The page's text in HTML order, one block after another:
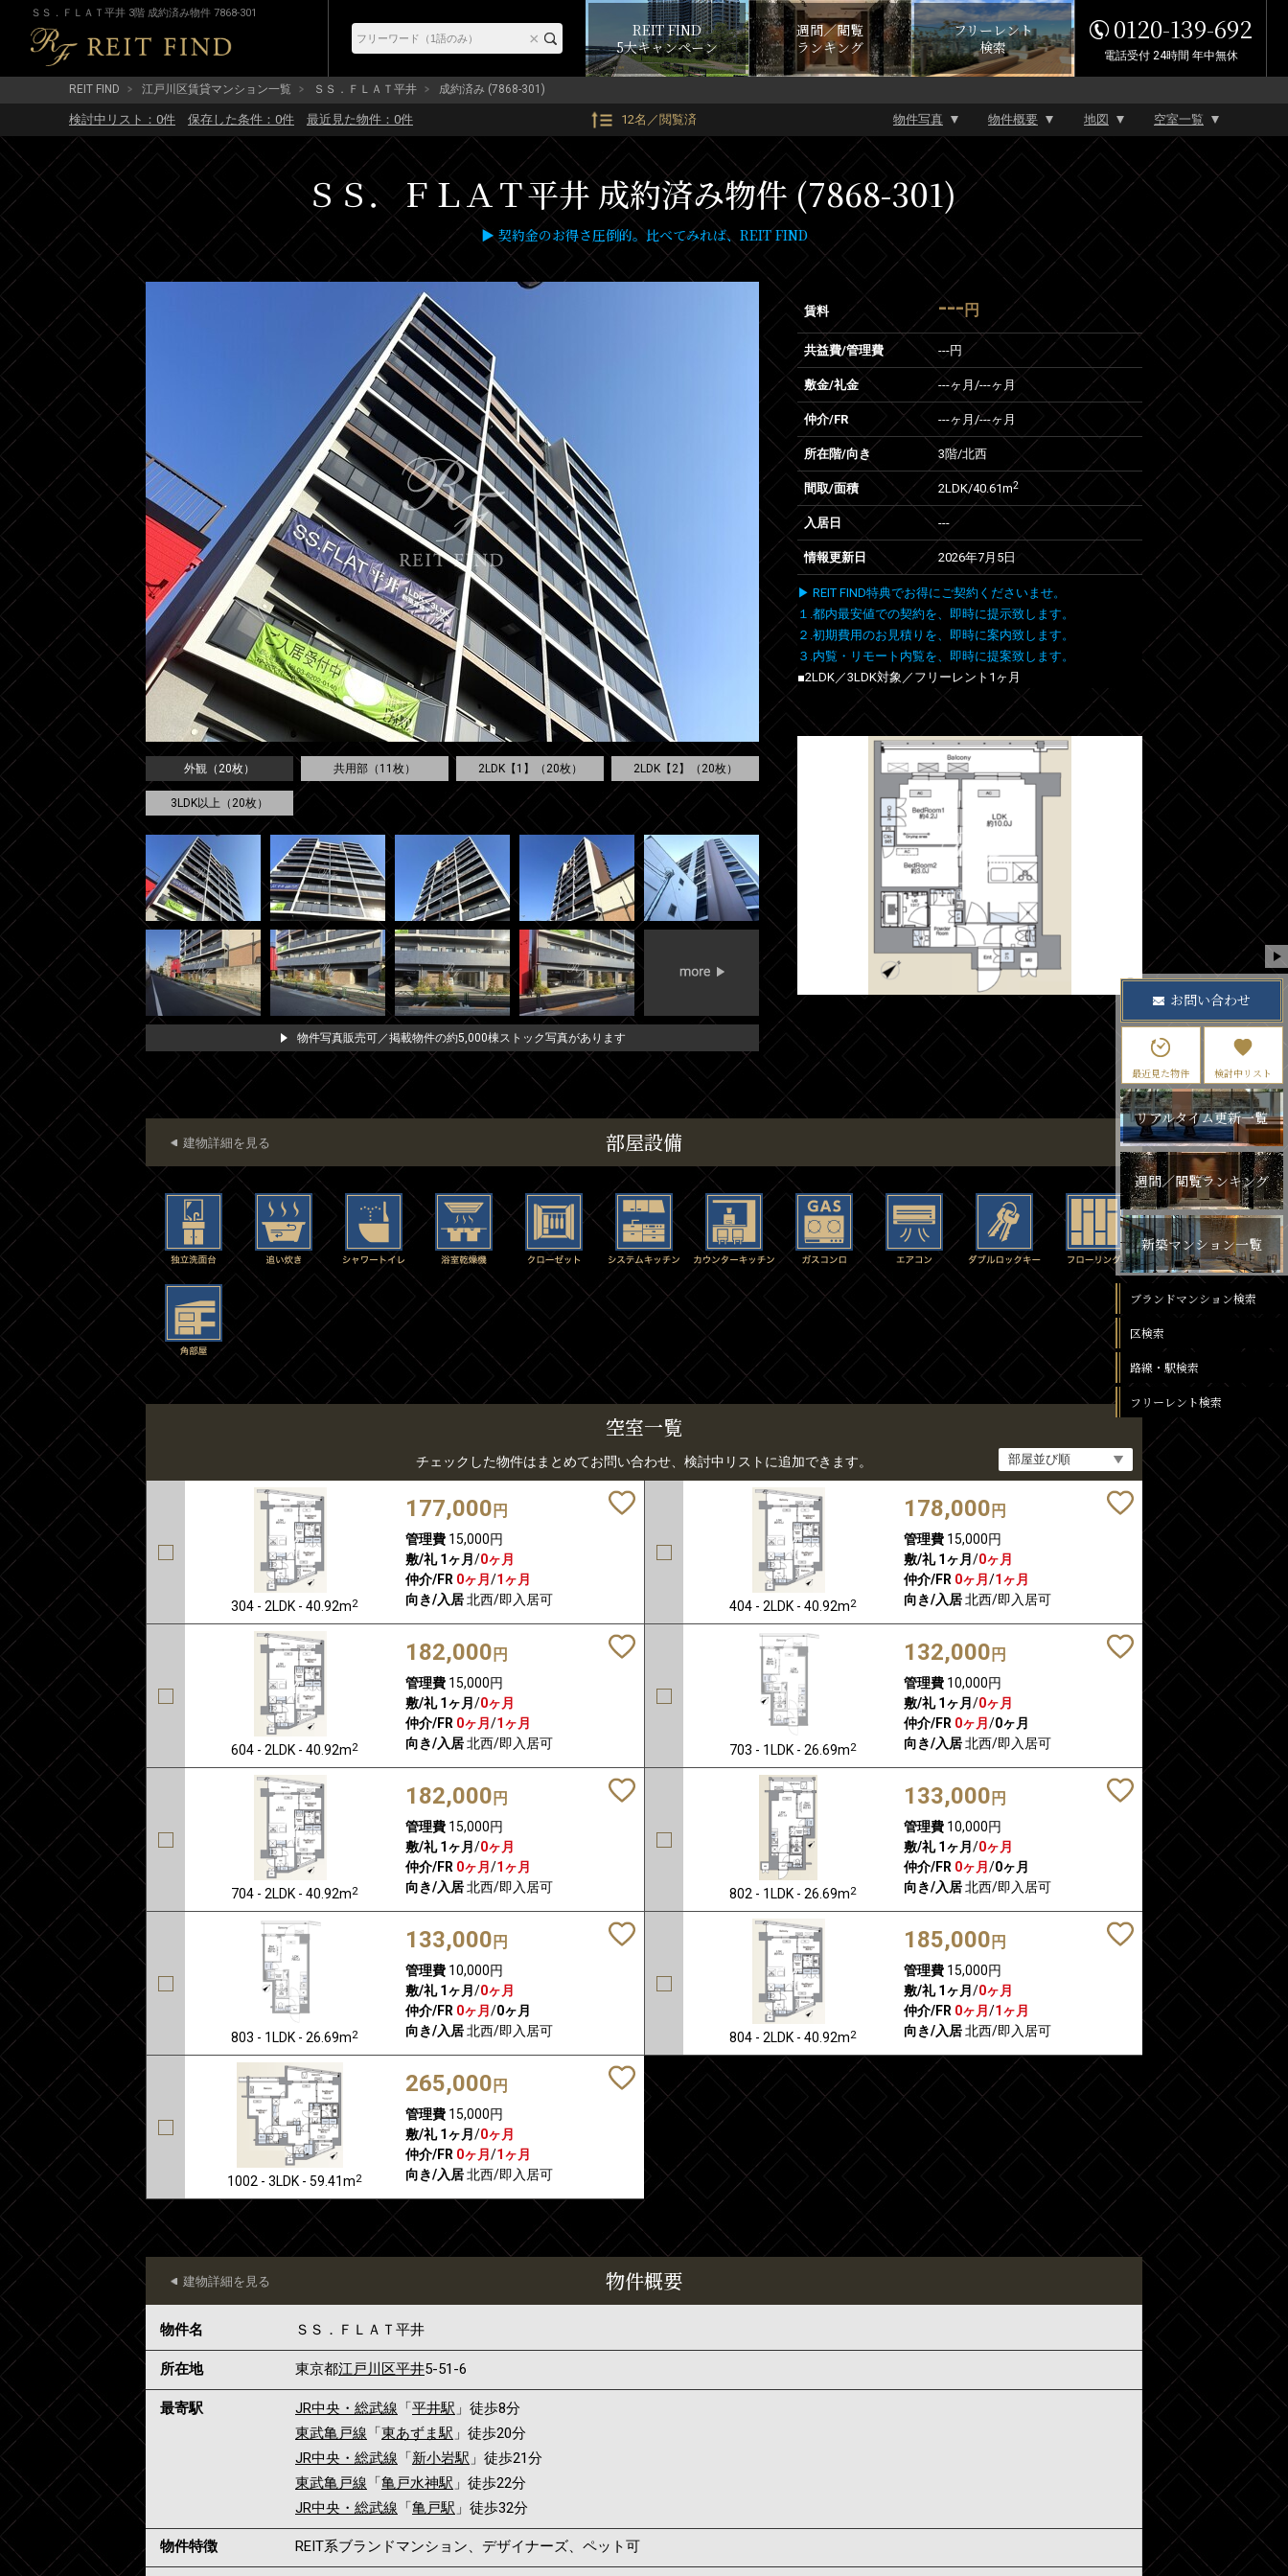
ＳＳ．ＦＬＡＴ平井 3階 成約済み物件 7868-301
REIT FIND
5大キャンペーン
週間／閲覧
ランキング
フリーレント
検索
0120-139-692
電話受付 24時間 年中無休
REIT FIND 江戸川区賃貸マンション一覧 ＳＳ．ＦＬＡＴ平井 成約済み (7868-301)
検討中リスト： 0件 保存した条件： 0件 最近見た物件： 0件 12名／閲覧済 物件写真 物件概要 地図 空室一覧
ＳＳ．ＦＬＡＴ平井 成約済み物件 (7868-301)
▶ 契約金のお得さ圧倒的。比べてみれば、REIT FIND
外観（20枚） 共用部（11枚） 2LDK【1】（20枚） 2LDK【2】（20枚）
3LDK以上（20枚）
物件写真販売可／掲載物件の約5,000棟ストック写真があります
賃料 --- 円
共益費/管理費 ---円
敷金/礼金 ---ヶ月 /---ヶ月
仲介/FR ---ヶ月 /---ヶ月
所在階/向き 3階/北西
間取/面積 2LDK/40.61m2
入居日 ---
情報更新日 2026年7月5日
▶ REIT FIND特典でお得にご契約くださいませ。
１.都内最安値での契約を、即時に提示致します。
２.初期費用のお見積りを、即時に案内致します。
３.内覧・リモート内覧を、即時に提案致します。
■2LDK／3LDK対象／フリーレント1ヶ月
部屋設備
建物詳細を見る
空室一覧
チェックした物件はまとめてお問い合わせ、検討中リストに追加できます。
304 - 2LDK - 40.92m2
177,000 円
管理費15,000円
敷/礼 1ヶ月 /0ヶ月
仲介/FR 0ヶ月 /1ヶ月
向き/入居北西/即入居可 404 - 2LDK - 40.92m2
178,000 円
管理費15,000円
敷/礼 1ヶ月 /0ヶ月
仲介/FR 0ヶ月 /1ヶ月
向き/入居北西/即入居可
604 - 2LDK - 40.92m2
182,000 円
管理費15,000円
敷/礼 1ヶ月 /0ヶ月
仲介/FR 0ヶ月 /1ヶ月
向き/入居北西/即入居可 703 - 1LDK - 26.69m2
132,000 円
管理費10,000円
敷/礼 1ヶ月 /0ヶ月
仲介/FR 0ヶ月 /0ヶ月
向き/入居北西/即入居可
704 - 2LDK - 40.92m2
182,000 円
管理費15,000円
敷/礼 1ヶ月 /0ヶ月
仲介/FR 0ヶ月 /1ヶ月
向き/入居北西/即入居可 802 - 1LDK - 26.69m2
133,000 円
管理費10,000円
敷/礼 1ヶ月 /0ヶ月
仲介/FR 0ヶ月 /0ヶ月
向き/入居北西/即入居可
803 - 1LDK - 26.69m2
133,000 円
管理費10,000円
敷/礼 1ヶ月 /0ヶ月
仲介/FR 0ヶ月 /0ヶ月
向き/入居北西/即入居可 804 - 2LDK - 40.92m2
185,000 円
管理費15,000円
敷/礼 1ヶ月 /0ヶ月
仲介/FR 0ヶ月 /1ヶ月
向き/入居北西/即入居可
1002 - 3LDK - 59.41m2
265,000 円
管理費15,000円
敷/礼 1ヶ月 /0ヶ月
仲介/FR 0ヶ月 /1ヶ月
向き/入居北西/即入居可
物件概要
建物詳細を見る
物件名 ＳＳ．ＦＬＡＴ平井
所在地 東京都江戸川区平井5-51-6
最寄駅 JR中央・総武線 「平井駅 」徒歩8分
東武亀戸線 「東あずま駅 」徒歩20分
JR中央・総武線 「新小岩駅 」徒歩21分
東武亀戸線 「亀戸水神駅 」徒歩22分
JR中央・総武線 「亀戸駅 」徒歩32分
物件特徴 REIT系ブランドマンション、デザイナーズ、ペット可
お問い合わせ
最近見た物件 検討中リスト
リアルタイム更新一覧
週間／閲覧ランキング
新築マンション一覧
ブランドマンション検索
区検索
路線・駅検索
フリーレント検索